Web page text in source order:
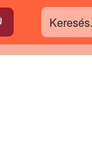
Keresés...